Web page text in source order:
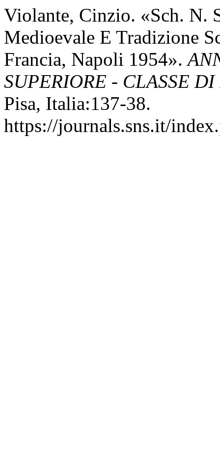
Violante, Cinzio. «Sch. N.
Medioevale E Tradizione
Francia, Napoli 1954».
SUPERIORE - CLASSE
Pisa, Italia:137-38.
https://journals.sns.it/